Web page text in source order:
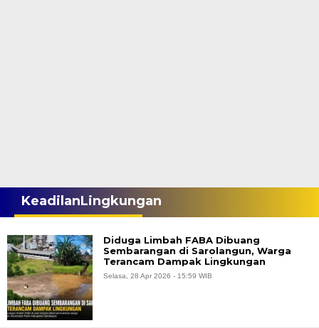
KeadilanLingkungan
Diduga Limbah FABA Dibuang
Sembarangan di Sarolangun, Warga
Terancam Dampak Lingkungan
Selasa, 28 Apr 2026 - 15:59 WIB